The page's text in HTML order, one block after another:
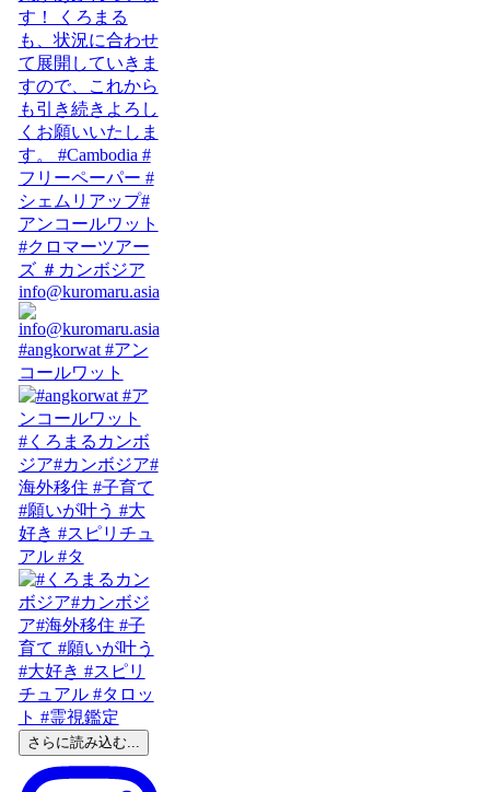
info@kuromaru.asia
#angkorwat #アン
コールワット
#くろまるカンボ
ジア#カンボジア#
海外移住 #子育て
#願いが叶う #大
好き #スピリチュ
アル #タ
さらに読み込む...